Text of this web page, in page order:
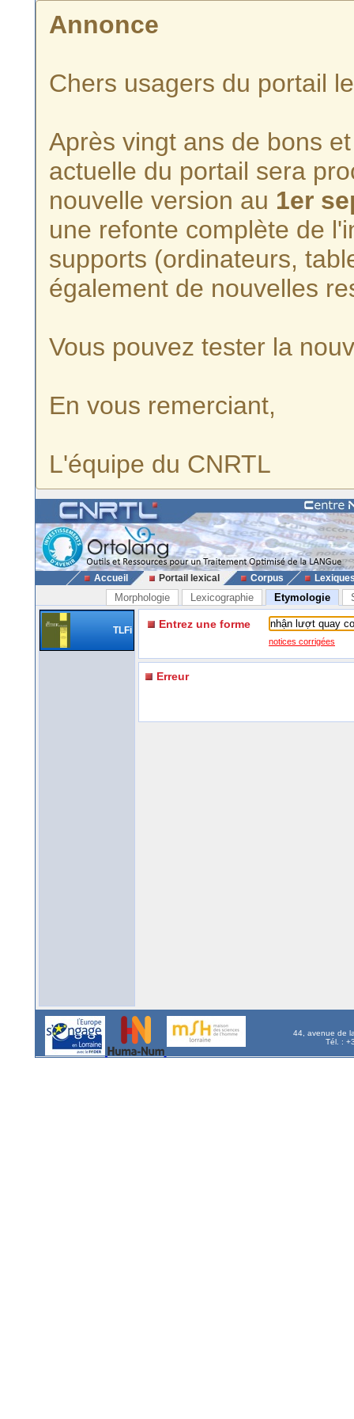
Annonce
Chers usagers du portail
Après vingt ans de bons
actuelle du portail sera
nouvelle version au 1er
une refonte complète de
supports (ordinateurs,
également de nouvelles
Vous pouvez tester la
En vous remerciant,
L'équipe du CNRTL
Accueil Portail lexical Corpus
Morphologie Lexicographie Etymologie
TLFi Entrez une forme
notices corrigées
Erreur
44, avenue de
Tél. :